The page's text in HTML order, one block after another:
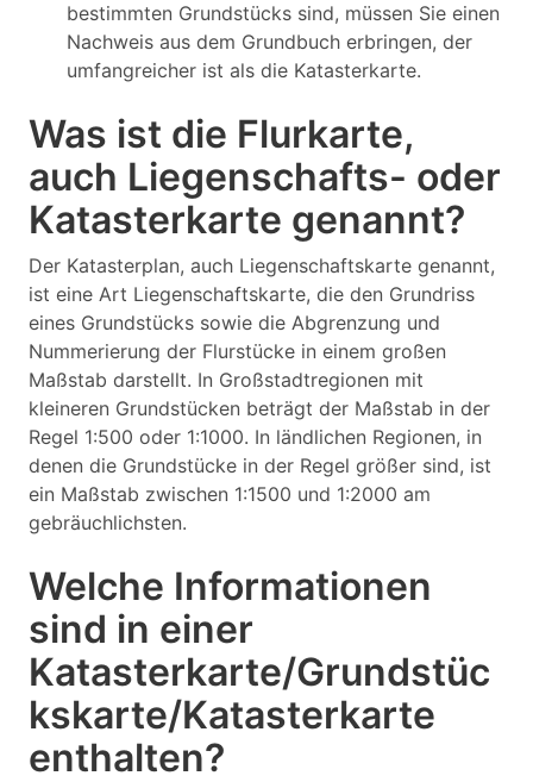
bestimmten Grundstücks sind, müssen Sie einen
Nachweis aus dem Grundbuch erbringen, der
umfangreicher ist als die Katasterkarte.
Was ist die Flurkarte,
auch Liegenschafts- oder
Katasterkarte genannt?
Der Katasterplan, auch Liegenschaftskarte genannt,
ist eine Art Liegenschaftskarte, die den Grundriss
eines Grundstücks sowie die Abgrenzung und
Nummerierung der Flurstücke in einem großen
Maßstab darstellt. In Großstadtregionen mit
kleineren Grundstücken beträgt der Maßstab in der
Regel 1:500 oder 1:1000. In ländlichen Regionen, in
denen die Grundstücke in der Regel größer sind, ist
ein Maßstab zwischen 1:1500 und 1:2000 am
gebräuchlichsten.
Welche Informationen
sind in einer
Katasterkarte/Grundstüc
kskarte/Katasterkarte
enthalten?